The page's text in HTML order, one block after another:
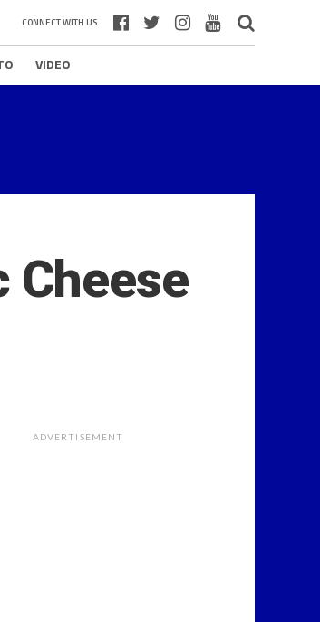
CONNECT WITH US
VIDEO
Cheese
ADVERTISEMENT